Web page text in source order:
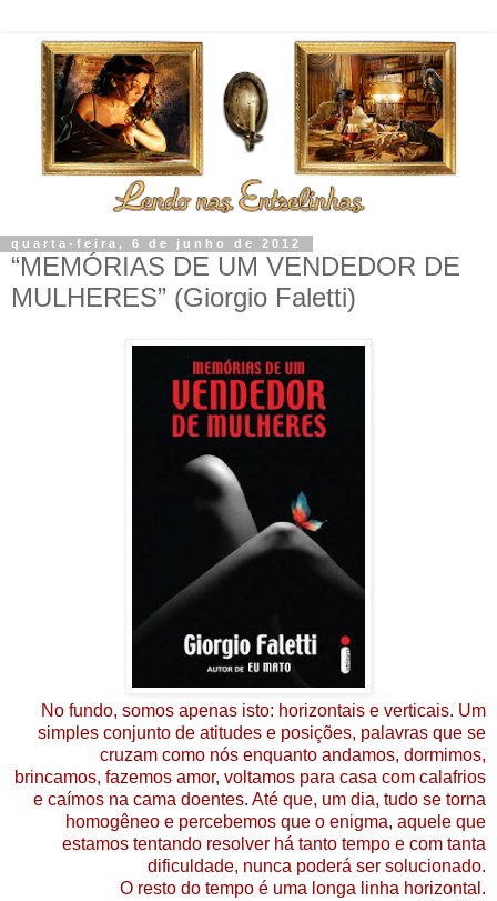
quarta-feira, 6 de junho de 2012
“MEMÓRIAS DE UM VENDEDOR DE
MULHERES” (Giorgio Faletti)
No fundo, somos apenas isto: horizontais e verticais. Um
simples conjunto de atitudes e posições, palavras que se
cruzam como nós enquanto andamos, dormimos,
brincamos, fazemos amor, voltamos para casa com calafrios
e caímos na cama doentes. Até que, um dia, tudo se torna
homogêneo e percebemos que o enigma, aquele que
estamos tentando resolver há tanto tempo e com tanta
dificuldade, nunca poderá ser solucionado.
O resto do tempo é uma longa linha horizontal.